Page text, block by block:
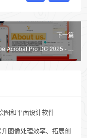
下一篇
Acrobat Pro DC 2025 - 功
能强大的 PDF 编辑工具
图和平面设计软件
图像处理效率、拓展创